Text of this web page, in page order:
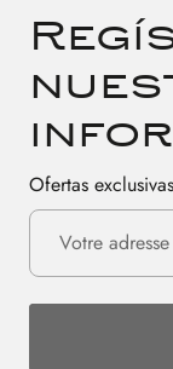
Ofertas